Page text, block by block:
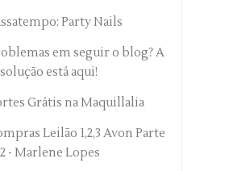
Party Nails
em seguir o blog? A
solução está aqui!
Grátis na Maquillalia
Leilão 1,2,3 Avon Parte
2 - Marlene Lopes